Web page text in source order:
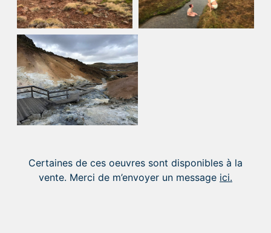
Certaines de ces oeuvres sont disponibles à la
vente. Merci de m’envoyer un message ici.